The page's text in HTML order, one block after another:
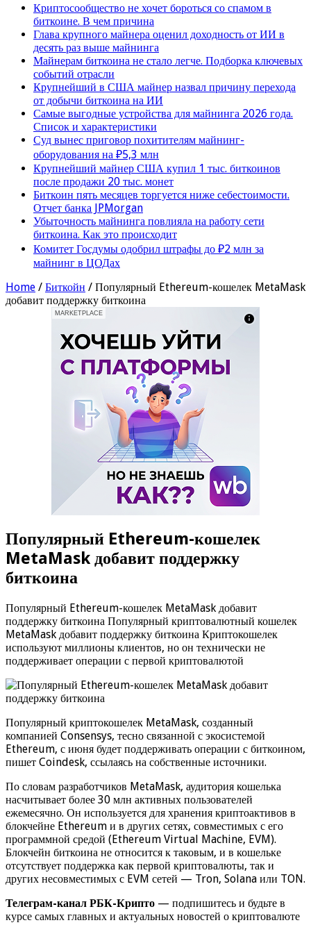
Криптосообщество не хочет бороться со спамом в
биткоине. В чем причина
Глава крупного майнера оценил доходность от ИИ в
десять раз выше майнинга
Майнерам биткоина не стало легче. Подборка ключевых
событий отрасли
Крупнейший в США майнер назвал причину перехода
от добычи биткоина на ИИ
Самые выгодные устройства для майнинга 2026 года.
Список и характеристики
Суд вынес приговор похитителям майнинг-
оборудования на ₽5,3 млн
Крупнейший майнер США купил 1 тыс. биткоинов
после продажи 20 тыс. монет
Биткоин пять месяцев торгуется ниже себестоимости.
Отчет банка JPMorgan
Убыточность майнинга повлияла на работу сети
биткоина. Как это происходит
Комитет Госдумы одобрил штрафы до ₽2 млн за
майнинг в ЦОДах
Home / Биткойн / Популярный Ethereum-кошелек MetaMask
добавит поддержку биткоина
MARKETPLACE
Популярный Ethereum-кошелек
MetaMask добавит поддержку
биткоина
Популярный Ethereum-кошелек MetaMask добавит
поддержку биткоина Популярный криптовалютный кошелек
MetaMask добавит поддержку биткоина Криптокошелек
используют миллионы клиентов, но он технически не
поддерживает операции с первой криптовалютой
Популярный криптокошелек MetaMask, созданный
компанией Consensys, тесно связанной с экосистемой
Ethereum, с июня будет поддерживать операции с биткоином,
пишет Coindesk, ссылаясь на собственные источники.
По словам разработчиков MetaMask, аудитория кошелька
насчитывает более 30 млн активных пользователей
ежемесячно. Он используется для хранения криптоактивов в
блокчейне Ethereum и в других сетях, совместимых с его
программной средой (Ethereum Virtual Machine, EVM).
Блокчейн биткоина не относится к таковым, и в кошельке
отсутствует поддержка как первой криптовалюты, так и
других несовместимых с EVM сетей — Tron, Solana или TON.
Телеграм-канал РБК-Крипто — подпишитесь и будьте в
курсе самых главных и актуальных новостей о криптовалюте